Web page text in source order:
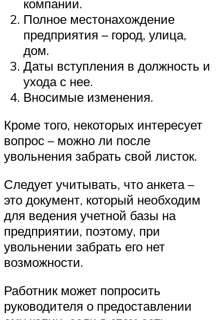
компании.
Полное местонахождение
предприятия – город, улица,
дом.
Даты вступления в должность и
ухода с нее.
Вносимые изменения.
Кроме того, некоторых интересует
вопрос – можно ли после
увольнения забрать свой листок.
Следует учитывать, что анкета –
это документ, который необходим
для ведения учетной базы на
предприятии, поэтому, при
увольнении забрать его нет
возможности.
Работник может попросить
руководителя о предоставлении